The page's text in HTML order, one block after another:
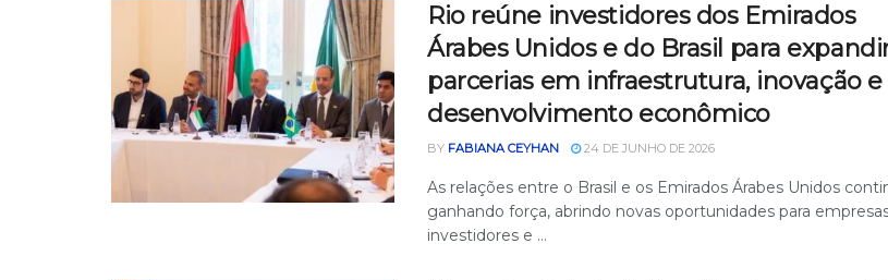
Rio reúne investidores dos Emirados
Árabes Unidos e do Brasil para
parcerias em infraestrutura, inovação e
desenvolvimento econômico
BY FABIANA CEYHAN 24 DE JUNHO DE 2026
As relações entre o Brasil e os Emirados Árabes Unidos
ganhando força, abrindo novas oportunidades para
investidores e ...